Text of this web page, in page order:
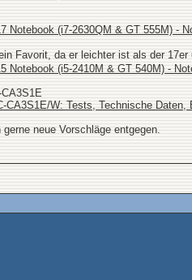
Notebook (i7-2630QM & GT 555M) -
Favorit, da er leichter ist als der
Notebook (i5-2410M & GT 540M) -
CA3S1E/W: Tests, Technische
gerne neue Vorschläge entgegen.